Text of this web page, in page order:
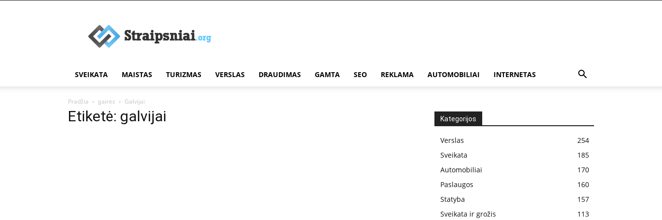
straipsniai
SVEIKATA MAISTAS TURIZMAS VERSLAS DRAUDIMAS GAMTA SEO REKLAMA AUTOMOBILIAI INTERNETAS
Pradžia gairės Galvijai
Etiketė: galvijai Kategorijos
Verslas
254
Sveikata
185
Automobiliai
170
Paslaugos
160
Statyba
157
Sveikata ir grožis
113